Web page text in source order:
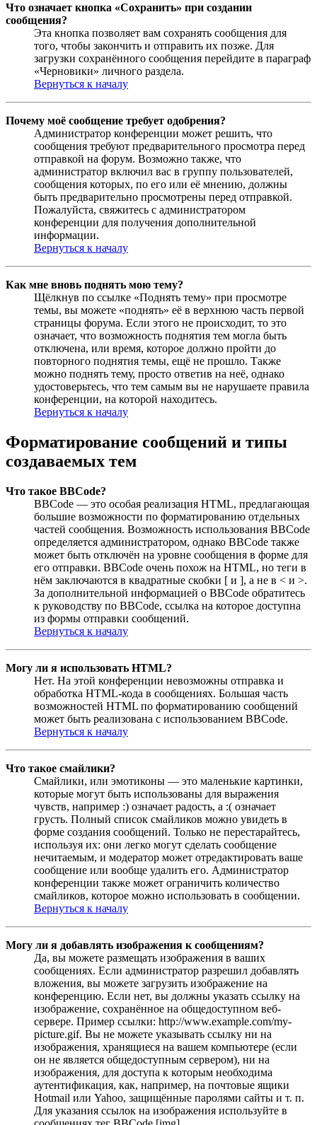
Что означает кнопка «Сохранить» при создании
сообщения?
Эта кнопка позволяет вам сохранять сообщения для
того, чтобы закончить и отправить их позже. Для
загрузки сохранённого сообщения перейдите в параграф
«Черновики» личного раздела.
Вернуться к началу
Почему моё сообщение требует одобрения?
Администратор конференции может решить, что
сообщения требуют предварительного просмотра перед
отправкой на форум. Возможно также, что
администратор включил вас в группу пользователей,
сообщения которых, по его или её мнению, должны
быть предварительно просмотрены перед отправкой.
Пожалуйста, свяжитесь с администратором
конференции для получения дополнительной
информации.
Вернуться к началу
Как мне вновь поднять мою тему?
Щёлкнув по ссылке «Поднять тему» при просмотре
темы, вы можете «поднять» её в верхнюю часть первой
страницы форума. Если этого не происходит, то это
означает, что возможность поднятия тем могла быть
отключена, или время, которое должно пройти до
повторного поднятия темы, ещё не прошло. Также
можно поднять тему, просто ответив на неё, однако
удостоверьтесь, что тем самым вы не нарушаете правила
конференции, на которой находитесь.
Вернуться к началу
Форматирование сообщений и типы
создаваемых тем
Что такое BBCode?
BBCode — это особая реализация HTML, предлагающая
большие возможности по форматированию отдельных
частей сообщения. Возможность использования BBCode
определяется администратором, однако BBCode также
может быть отключён на уровне сообщения в форме для
его отправки. BBCode очень похож на HTML, но теги в
нём заключаются в квадратные скобки [ и ], а не в < и >.
За дополнительной информацией о BBCode обратитесь
к руководству по BBCode, ссылка на которое доступна
из формы отправки сообщений.
Вернуться к началу
Могу ли я использовать HTML?
Нет. На этой конференции невозможны отправка и
обработка HTML-кода в сообщениях. Большая часть
возможностей HTML по форматированию сообщений
может быть реализована с использованием BBCode.
Вернуться к началу
Что такое смайлики?
Смайлики, или эмотиконы — это маленькие картинки,
которые могут быть использованы для выражения
чувств, например :) означает радость, а :( означает
грусть. Полный список смайликов можно увидеть в
форме создания сообщений. Только не перестарайтесь,
используя их: они легко могут сделать сообщение
нечитаемым, и модератор может отредактировать ваше
сообщение или вообще удалить его. Администратор
конференции также может ограничить количество
смайликов, которое можно использовать в сообщении.
Вернуться к началу
Могу ли я добавлять изображения к сообщениям?
Да, вы можете размещать изображения в ваших
сообщениях. Если администратор разрешил добавлять
вложения, вы можете загрузить изображение на
конференцию. Если нет, вы должны указать ссылку на
изображение, сохранённое на общедоступном веб-
сервере. Пример ссылки: http://www.example.com/my-
picture.gif. Вы не можете указывать ссылку ни на
изображения, хранящиеся на вашем компьютере (если
он не является общедоступным сервером), ни на
изображения, для доступа к которым необходима
аутентификация, как, например, на почтовые ящики
Hotmail или Yahoo, защищённые паролями сайты и т. п.
Для указания ссылок на изображения используйте в